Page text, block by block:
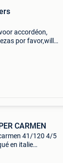
accordéon,
por favor,will
CARMEN
41/120 4/5
en italie